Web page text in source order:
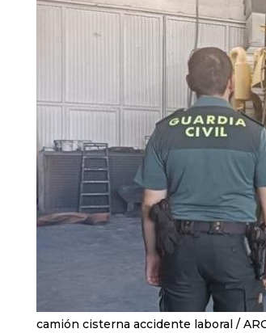
camión cisterna accidente laboral